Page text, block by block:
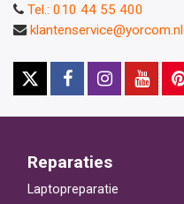
Tel.: 010 44 55 400
klantenservice@yorcom.nl
Reparaties
Laptopreparatie